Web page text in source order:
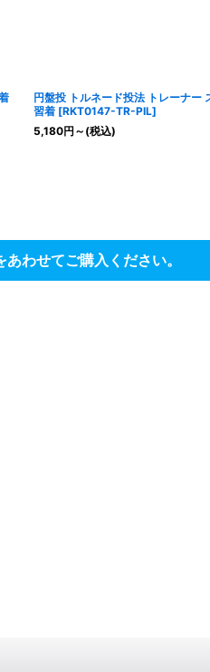
円盤投 トルネード投法 トレーナー
習着 [RKT0147-TR-PIL]
5,180円 ～ (税込)
わせてご購入ください。